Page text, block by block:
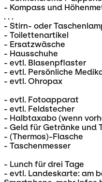
- Kompass und
. . .
- Stirn- oder
- Toilettenartikel
- Ersatzwäsche
- Hausschuhe
- evtl. Blasenpflaster
- evtl. Persönliche
- evtl. Ohropax
- evtl. Fotoapparat
- evtl. Feldstecher
- Halbtaxabo (wenn
- Geld für Getränke und
- (Thermos)-Flasche
- Taschenmesser
- Lunch für drei Tage
- evtl. Landeskarte: am